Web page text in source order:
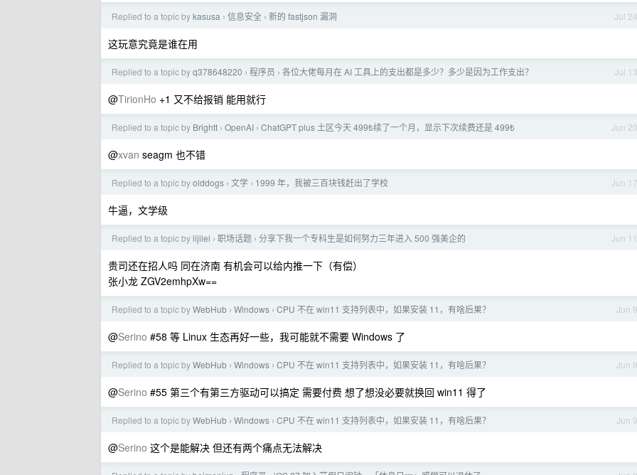
Jul 24
Replied to a topic bykasusa › 信息安全 › 新的 fastjson 漏洞
这玩意究竟是谁在用
Jul 13
Replied to a topic byq378648220 › 程序员 › 各位大佬每月在 AI 工具上的支出都是多少？多少是因为工作支出？
@TirionHo +1 又不给报销 能用就行
Jun 20
Replied to a topic by Brightt › OpenAI › ChatGPT plus 土区今天 499₺续了一个月，显示下次续费还是 499₺
@xvan seagm 也不错
Jun 17
Replied to a topic byolddogs › 文学 › 1999 年，我被三百块钱赶出了学校
牛逼，文学级
Jun 11
Replied to a topic by lijilei › 职场话题 › 分享下我一个专科生是如何努力三年进入 500 强美企的
贵司还在招人吗 同在济南 有机会可以给内推一下（有偿）
张小龙 ZGV2emhpXw==
Jun 9
Replied to a topic byWebHub › Windows › CPU 不在 win11 支持列表中，如果安装 11，有啥后果？
@Serino #58 等 Linux 生态再好一些，我可能就不需要 Windows 了
Jun 9
Replied to a topic byWebHub › Windows › CPU 不在 win11 支持列表中，如果安装 11，有啥后果？
@Serino #55 第三个有第三方驱动可以搞定 需要付费 想了想没必要就换回 win11 得了
Jun 9
Replied to a topic byWebHub › Windows › CPU 不在 win11 支持列表中，如果安装 11，有啥后果？
@Serino 这个是能解决 但还有两个痛点无法解决